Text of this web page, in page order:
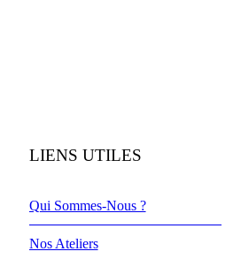
LIENS UTILES
Qui Sommes-Nous ?
Nos Ateliers